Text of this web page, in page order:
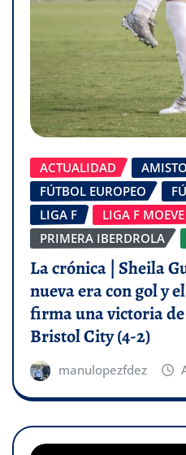
ACTUALIDAD
FÚTBOL EUROPEO
LIGA F
LIGA F MOEVE
PRIMERA IBERDROLA
La crónica | Sheila
nueva era con gol y
firma una victoria
Bristol City (4-2)
manulopezfdez